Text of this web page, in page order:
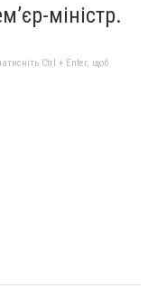
міністр.
Ctrl + Enter, щоб